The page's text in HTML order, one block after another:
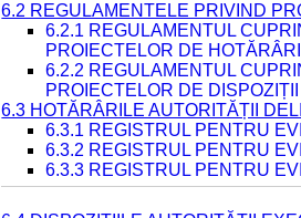
6.2 REGULAMENTELE PRIVIND
6.2.1 REGULAMENTUL
PROIECTELOR DE
6.2.2 REGULAMENTUL
PROIECTELOR DE
6.3 HOTĂRÂRILE AUTORITĂȚII
6.3.1 REGISTRUL PENTRU
6.3.2 REGISTRUL PENTRU
6.3.3 REGISTRUL PENTRU